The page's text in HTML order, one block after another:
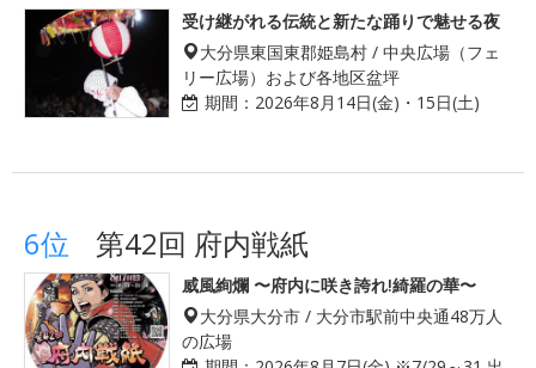
受け継がれる伝統と新たな踊りで魅せる夜
大分県東国東郡姫島村 / 中央広場（フェ
リー広場）および各地区盆坪
期間： 2026年8月14日(金)・15日(土)
6位 第42回 府内戦紙
威風絢爛 〜府内に咲き誇れ!綺羅の華〜
大分県大分市 / 大分市駅前中央通48万人
の広場